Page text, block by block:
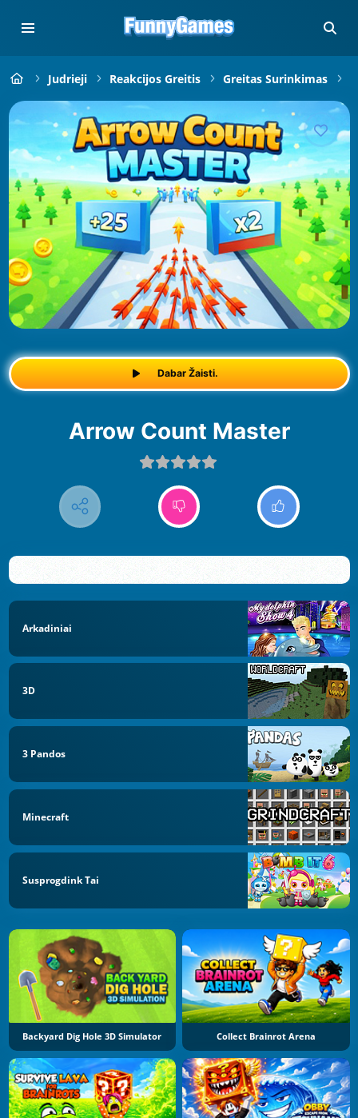
Judrieji Reakcijos Greitis Greitas Surinkimas
Dabar Žaisti.
Arrow Count Master
Arkadiniai
3D
3 Pandos
Minecraft
Susprogdink Tai
Backyard Dig Hole 3D Simulator Collect Brainrot Arena